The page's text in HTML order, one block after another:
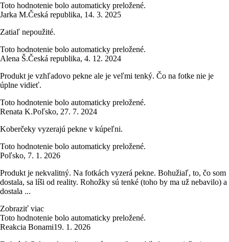
Toto hodnotenie bolo automaticky preložené.
Jarka M.Česká republika, 14. 3. 2025
Zatiaľ nepoužité.
Toto hodnotenie bolo automaticky preložené.
Alena Š.Česká republika, 4. 12. 2024
Produkt je vzhľadovo pekne ale je veľmi tenký. Čo na fotke nie je
úplne vidieť.
Toto hodnotenie bolo automaticky preložené.
Renata K.Poľsko, 27. 7. 2024
Koberčeky vyzerajú pekne v kúpeľni.
Toto hodnotenie bolo automaticky preložené.
Poľsko, 7. 1. 2026
Produkt je nekvalitný. Na fotkách vyzerá pekne. Bohužiaľ, to, čo som
dostala, sa líši od reality. Rohožky sú tenké (toho by ma už nebavilo) a
dostala ...
Zobraziť viac
Toto hodnotenie bolo automaticky preložené.
Reakcia Bonami19. 1. 2026